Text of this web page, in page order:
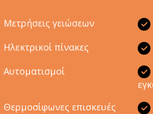
Μετρήσεις γειώσεων
Ηλεκτρικοί πίνακες
Αυτοματισμοί
Θερμοσίφωνες επισκευές